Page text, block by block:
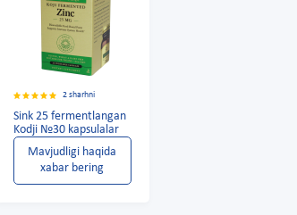
2 sharhni
Sink 25 fermentlangan
Kodji №30 kapsulalar
Mavjudligi haqida
xabar bering